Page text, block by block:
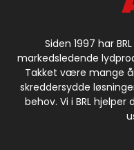
Siden 1997 har
markedsledende
Takket være mange
skreddersydde
behov. Vi i BRL